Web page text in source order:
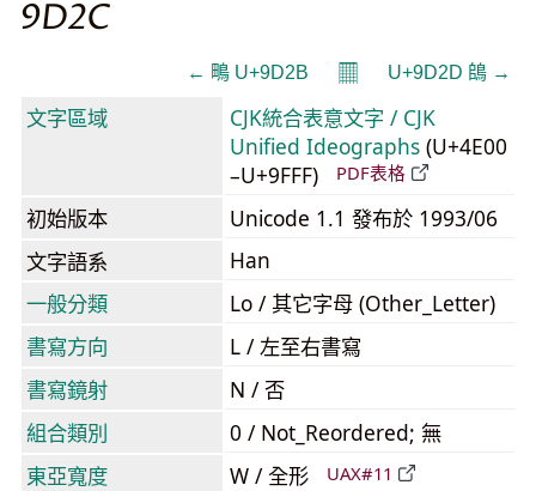
9D2C
← 鴫 U+9D2B 𝄜 U+9D2D 鴭 →
文字區域
CJK統合表意文字 / CJK
Unified Ideographs (U+4E00
–U+9FFF)
PDF表格
初始版本
Unicode 1.1 發布於 1993/06
文字語系
Han
一般分類
Lo / 其它字母 (Other_Letter)
書寫方向
L / 左至右書寫
書寫鏡射
N / 否
組合類別
0 / Not_Reordered; 無
東亞寬度
W / 全形 UAX#11